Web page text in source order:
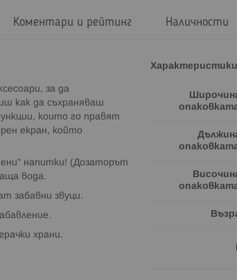
за да
как да съхраняваш
които го правят
екран, който
напитки! (Дозаторът
вода.
забавни звуци.
храни.
Характеристики
Коментари и рейтинг Наличности